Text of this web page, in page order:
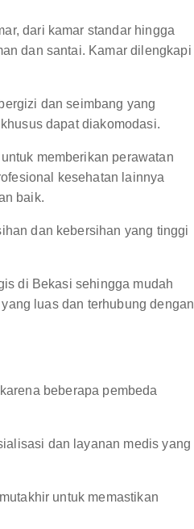
dari kamar standar hingga
dan santai. Kamar dilengkapi
dan seimbang yang
dapat diakomodasi.
memberikan perawatan
kesehatan lainnya
baik.
dan kebersihan yang tinggi
di Bekasi sehingga mudah
luas dan terhubung dengan
beberapa pembeda
dan layanan medis yang
untuk memastikan